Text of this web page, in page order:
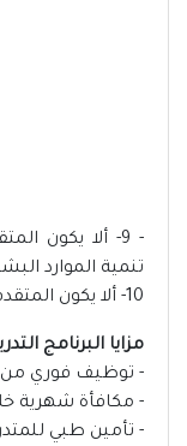
- 9- ألا يكون
تنمية الموارد
10- ألا يكون المتقدم مسجلاً كطالب.
مزايا البرنامج
- توظيف فوري من
- مكافأة شهرية
- تأمين طبي